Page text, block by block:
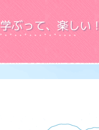
学ぶって、楽しい！